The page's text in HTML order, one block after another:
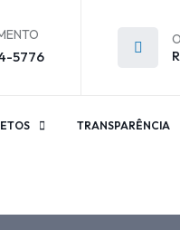
5776
TRANSPARÊNCIA